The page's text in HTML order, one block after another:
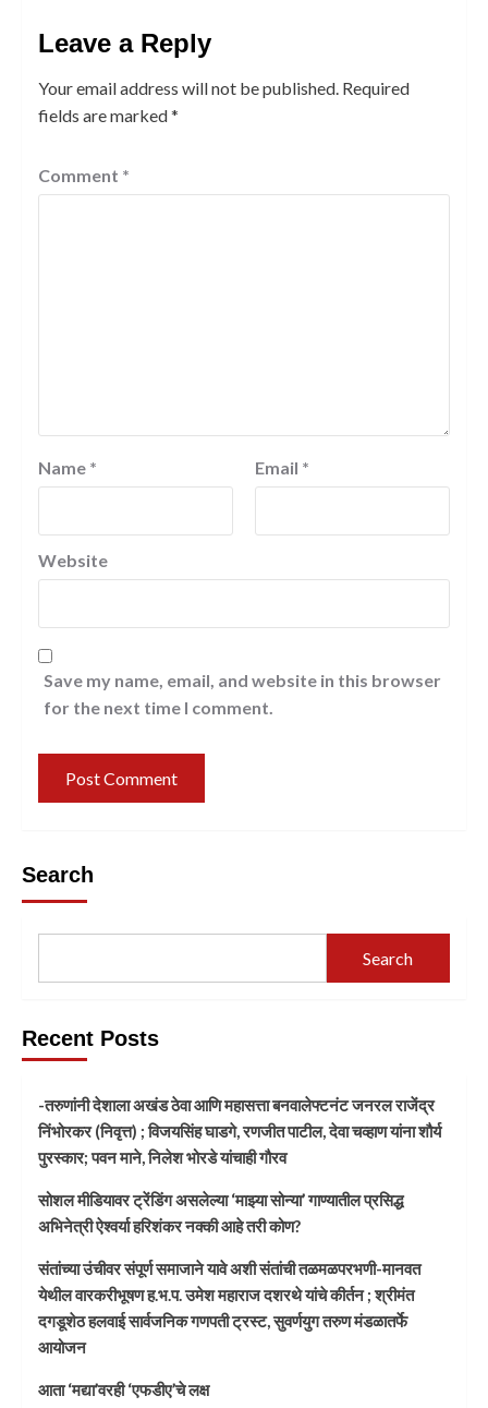
Leave a Reply
Your email address will not be published. Required
fields are marked*
Comment *
Name * Email *
Website
Save my name, email, and website in this browser
for the next time I comment.
Search
Search
Recent Posts
-तरुणांनी देशाला अखंड ठेवा आणि महासत्ता बनवालेफ्टनंट जनरल राजेंद्र
निंभोरकर (निवृत्त) ; विजयसिंह घाडगे, रणजीत पाटील, देवा चव्हाण यांना शौर्य
पुरस्कार; पवन माने, निलेश भोरडे यांचाही गौरव
सोशल मीडियावर ट्रेंडिंग असलेल्या ‘माझ्या सोन्या’ गाण्यातील प्रसिद्ध
अभिनेत्री ऐश्वर्या हरिशंकर नक्की आहे तरी कोण?
संतांच्या उंचीवर संपूर्ण समाजाने यावे अशी संतांची तळमळपरभणी-मानवत
येथील वारकरीभूषण ह.भ.प. उमेश महाराज दशरथे यांचे कीर्तन ; श्रीमंत
दगडूशेठ हलवाई सार्वजनिक गणपती ट्रस्ट, सुवर्णयुग तरुण मंडळातर्फे
आयोजन
आता ‘मद्या’वरही ‘एफडीए’चे लक्ष